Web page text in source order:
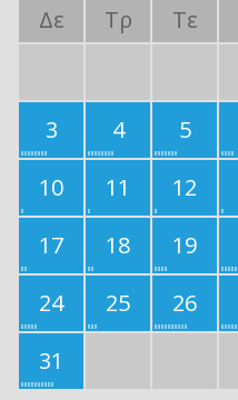
Δε Τρ Τε
3
4 5
10
11 12
17
18 19
24
25 26
31